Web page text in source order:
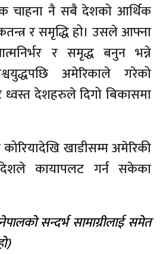
चाहना नै सबै देशको आर्थिक
र समृद्धि हो। उसले आफ्ना
र समृद्ध बनुन भन्ने
अमेरिकाले गरेको
ध्वस्त देशहरुले दिगो बिकासमा
खाडीसम्म अमेरिकी
कायापलट गर्न सकेका
सन्दर्भ सामाग्रीलाई समेत